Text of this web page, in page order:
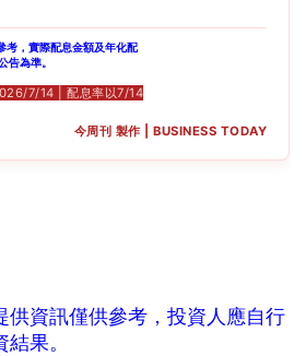
考，實際配息金額及年化配
告為準。
7/14 | 配息率以7/14
今周刊 製作 | BUSINESS TODAY
資訊僅供參考，投資人應自行
果。